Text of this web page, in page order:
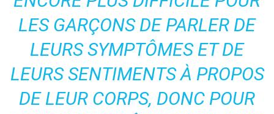
LES GARÇONS DE PARLER DE
LEURS SYMPTÔMES ET DE
LEURS SENTIMENTS À PROPOS
DE LEUR CORPS, DONC POUR